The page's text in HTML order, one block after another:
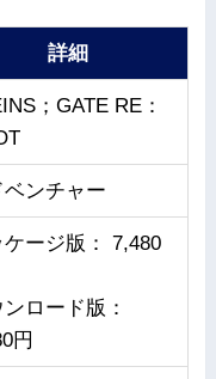
詳細
；GATE RE：
ベンチャー
ケージ版： 7,480
ンロード版：
円